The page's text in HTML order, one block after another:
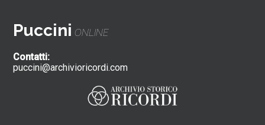
Puccini ONLINE
Contatti:
puccini@archivioricordi.com